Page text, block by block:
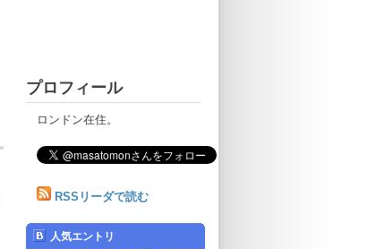
プロフィール
ロンドン在住。
RSSリーダで読む
人気エントリ